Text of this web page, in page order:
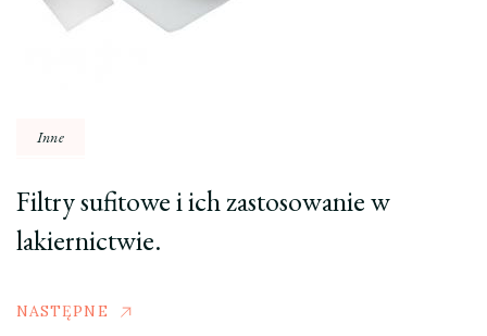
Inne
Filtry sufitowe i ich zastosowanie w
lakiernictwie.
NASTĘPNE